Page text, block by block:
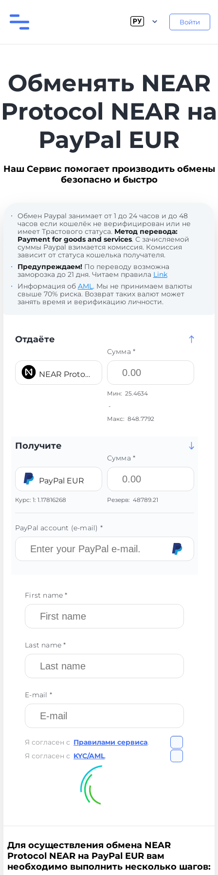
Войти
Обменять NEAR
Protocol NEAR на
PayPal EUR
Наш Сервис помогает производить обмены
безопасно и быстро
Обмен Paypal занимает от 1 до 24 часов и до 48
часов если кошелёк не верифицирован или не
имеет Трастового статуса. Метод перевода:
Payment for goods and services. С зачисляемой
суммы Paypal взимается комиссия. Комиссия
зависит от статуса кошелька получателя.
Предупреждаем!По переводу возможна
заморозка до 21 дня. Читаем правила Link
Информация об AML. Мы не принимаем валюты
свыше 70% риска. Возврат таких валют может
занять время и верификацию личности.
Отдаёте
NEAR Protocol NEAR
Сумма *
Мин: 25.4634
-
Макс: 848.7792
Получите
PayPal EUR
Курс: 1: 1.17816268
Сумма *
Резерв: 48789.21
PayPal account (e-mail) *
First name *
Last name *
E-mail *
Я согласен с Правилами сервиса.
Я согласен с KYC/AML.
Для осуществления обмена NEAR
Protocol NEAR на PayPal EUR вам
необходимо выполнить несколько шагов: